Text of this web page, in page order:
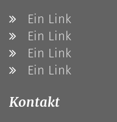
Ein Link
Ein Link
Ein Link
Ein Link
Kontakt